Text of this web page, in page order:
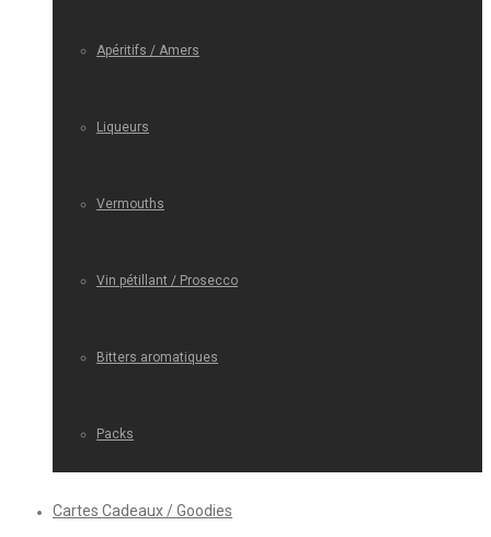
Apéritifs / Amers
Liqueurs
Vermouths
Vin pétillant / Prosecco
Bitters aromatiques
Packs
Cartes Cadeaux / Goodies